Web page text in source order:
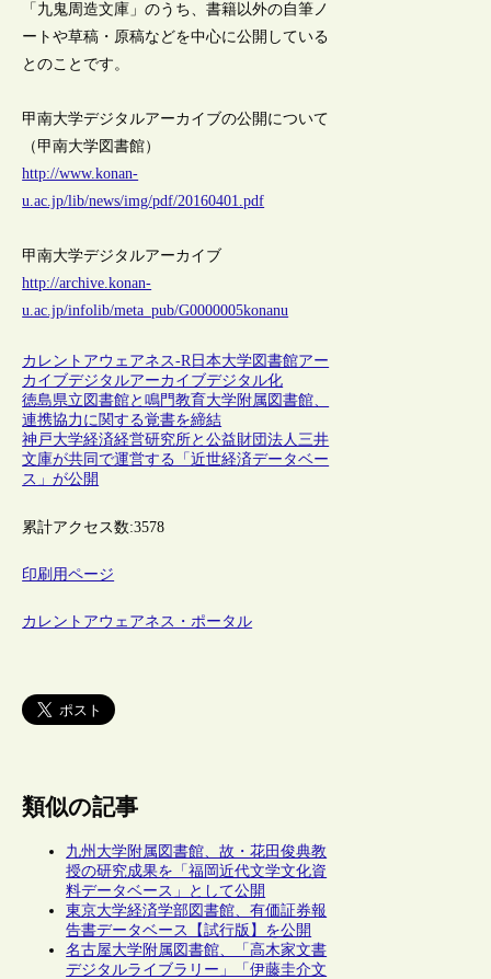
「九鬼周造文庫」のうち、書籍以外の自筆ノ
ートや草稿・原稿などを中心に公開している
とのことです。
甲南大学デジタルアーカイブの公開について
（甲南大学図書館）
http://www.konan-
u.ac.jp/lib/news/img/pdf/20160401.pdf
甲南大学デジタルアーカイブ
http://archive.konan-
u.ac.jp/infolib/meta_pub/G0000005konanu
カレントアウェアネス-R日本大学図書館アー
カイブデジタルアーカイブデジタル化
徳島県立図書館と鳴門教育大学附属図書館、
連携協力に関する覚書を締結
神戸大学経済経営研究所と公益財団法人三井
文庫が共同で運営する「近世経済データベー
ス」が公開
累計アクセス数:3578
印刷用ページ
カレントアウェアネス・ポータル
類似の記事
九州大学附属図書館、故・花田俊典教
授の研究成果を「福岡近代文学文化資
料データベース」として公開
東京大学経済学部図書館、有価証券報
告書データベース【試行版】を公開
名古屋大学附属図書館、「高木家文書
デジタルライブラリー」「伊藤圭介文